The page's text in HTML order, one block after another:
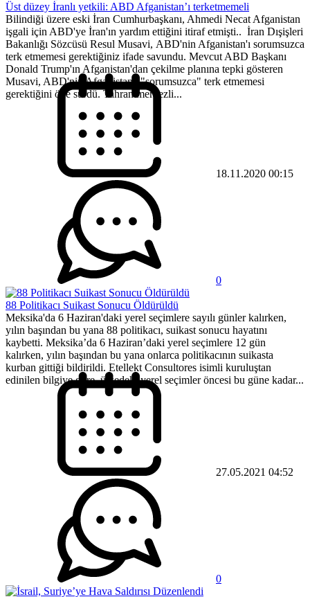
Üst düzey İranlı yetkili: ABD Afganistan’ı terketmemeli
Bilindiği üzere eski İran Cumhurbaşkanı, Ahmedi Necat Afganistan
işgali için ABD'ye İran'ın yardım ettiğini itiraf etmişti.. İran Dışişleri
Bakanlığı Sözcüsü Resul Musavi, ABD'nin Afganistan'ı sorumsuzca
terk etmemesi gerektiğiniz ifade savundu. Mevcut ABD Başkanı
Donald Trump'ın Afganistan'dan çekilme planına tepki gösteren
Musavi, ABD'nin Afganistan'ı "sorumsuzca" terk etmemesi
gerektiğini öne sürdü. Tahran merkezli...
18.11.2020 00:15
0
88 Politikacı Suikast Sonucu Öldürüldü
Meksika'da 6 Haziran'daki yerel seçimlere sayılı günler kalırken,
yılın başından bu yana 88 politikacı, suikast sonucu hayatını
kaybetti. Meksika’da 6 Haziran’daki yerel seçimlere 12 gün
kalırken, yılın başından bu yana onlarca politikacının suikasta
kurban gittiği bildirildi. Etellekt Consultores isimli kuruluştan
edinilen bilgiye göre, ülkedeki yerel seçimler öncesi bu güne kadar...
27.05.2021 04:52
0